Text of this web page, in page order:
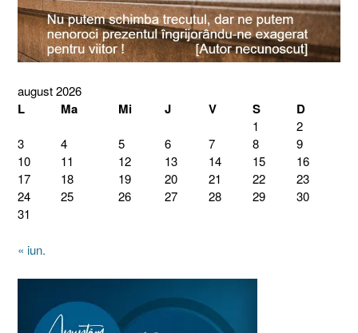
august 2026
L Ma Mi J V S D
1
2
3
4 5 6 7 8
9
10
11 12 13 14 15
16
17
18 19 20 21 22
23
24
25 26 27 28 29
30
31
« iun.